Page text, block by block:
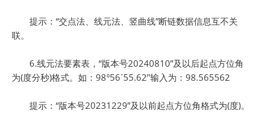
提示：“交点法、线元法、竖曲线”断链数据信息互不关
联。
6.线元法要素表，“版本号20240810”及以后起点方位角
为(度分秒)格式。如：98°56ˊ55.62″输入为：98.565562
提示：“版本号20231229”及以前起点方位角格式为(度)。